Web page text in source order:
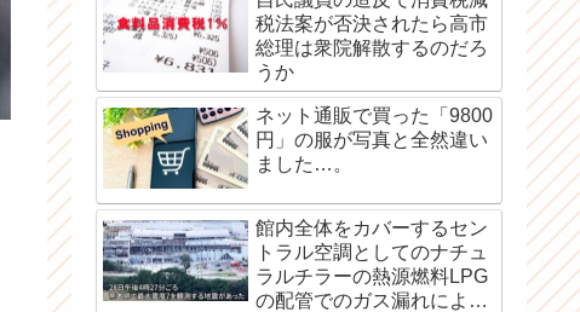
税法案が否決されたら高市
総理は衆院解散するのだろ
うか
ネット通販で買った「9800
円」の服が写真と全然違い
ました…。
館内全体をカバーするセン
トラル空調としてのナチュ
ラルチラーの熱源燃料LPG
の配管でのガス漏れによる